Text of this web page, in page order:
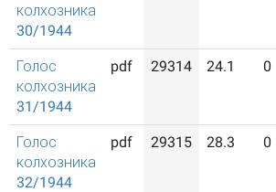
колхозника
30/1944
Голос
колхозника
31/1944
pdf 29314 24.1 0
Голос
колхозника
32/1944
pdf 29315 28.3 0